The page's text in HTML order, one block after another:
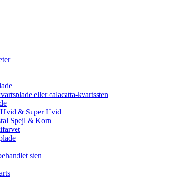
eller calacatta-kvartssten
& Super Hvid
Spejl & Korn
sten